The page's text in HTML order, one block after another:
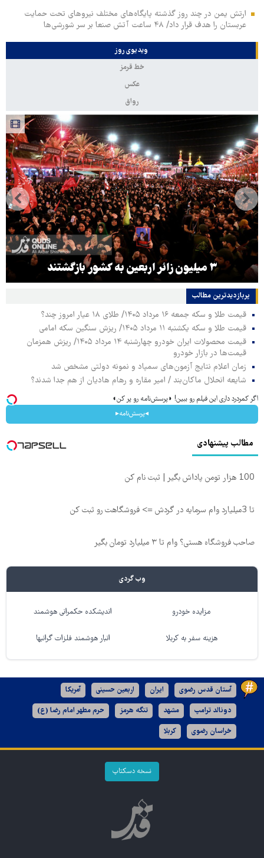
ارتش یمن در چند روز گذشته پایگاه‌های مختلف نیروهای تحت حمایت
عربستان را هدف قرار داد/ ۴۸ ساعت آتش صنعا بر سر شورشی‌ها
ویدیوی روز
خط قرمز
عکس
رواق
۳ میلیون زائر اربعین به کشور بازگشتند
پربازدیدترین‌ مطالب
قیمت طلا و سکه جمعه ۱۶ مرداد ۱۴۰۵/ طلای ۱۸ عیار امروز چند؟
قیمت طلا و سکه یکشنبه ۱۱ مرداد ۱۴۰۵/ ریزش سنگین سکه امامی
قیمت محصولات ایران خودرو چهارشنبه ۱۴ مرداد ۱۴۰۵/ ریزش همزمان
قیمت‌ها در بازار خودرو
زمان اعلام نتایج آزمون‌های سمپاد و نمونه دولتی مشخص شد
شایعه انحلال ماکان‌بند / امیر مقاره و رهام هادیان از هم جدا شدند؟
اگر کمردرد داری این فیلم رو ببین! ◗پرسش‌نامه رو پر کن◖
◂پرسش‌نامه▸
مطالب پیشنهادی
100 هزار تومن پاداش بگیر | ثبت نام کن
تا 3میلیارد وام سرمایه در گردش => فروشگاهت رو ثبت کن
صاحب فروشگاه هستی؟ وام تا ۳ میلیارد تومان بگیر
وب گردی
مزایده خودرو اندیشکده حکمرانی هوشمند
هزینه سفر به کربلا انبار هوشمند فلزات گرانبها
آستان قدس رضوی ایران اربعین حسینی آمریکا
دونالد ترامپ مشهد تنگه هرمز حرم مطهر امام رضا (ع)
خراسان رضوی کربلا
نسخه دسکتاپ